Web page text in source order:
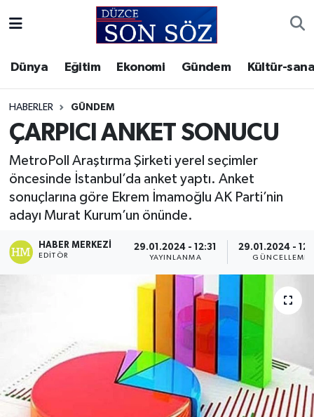
Dünya Eğitim Ekonomi Gündem Kültür-
HABERLER GÜNDEM
ÇARPICI ANKET SONUCU
MetroPoll Araştırma Şirketi yerel seçimler
öncesinde İstanbul’da anket yaptı. Anket
sonuçlarına göre Ekrem İmamoğlu AK Parti’nin
adayı Murat Kurum’un önünde.
HABER MERKEZI
EDITÖR
29.01.2024 - 12:31
YAYINLANMA
29.01.2024 -
GÜNCELLEME
Gizlilik Sözleşmesi
İletişim
Künye
Video Galeri
Akçakoca Hava Durumu
Akçakoca Trafik Yoğunluk Haritası
Süper Lig Puan Durumu ve Fikstür
Tüm Manşetler